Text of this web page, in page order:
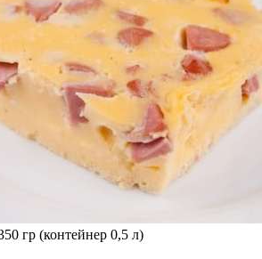
гр (контейнер 0,5 л)